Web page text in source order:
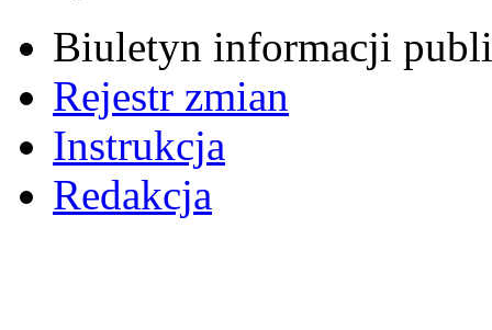
Biuletyn informacji
Rejestr zmian
Instrukcja
Redakcja